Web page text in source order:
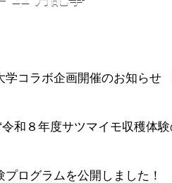
学コラボ企画開催のお知らせ
令和８年度サツマイモ収穫体
プログラムを公開しました！